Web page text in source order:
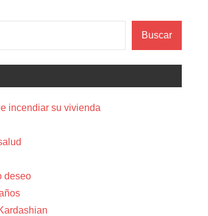
Buscar
incendiar su vivienda
deseo